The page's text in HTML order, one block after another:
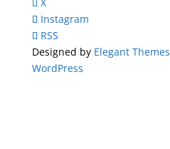
Instagram
RSS
Designed by Elegant Themes
WordPress